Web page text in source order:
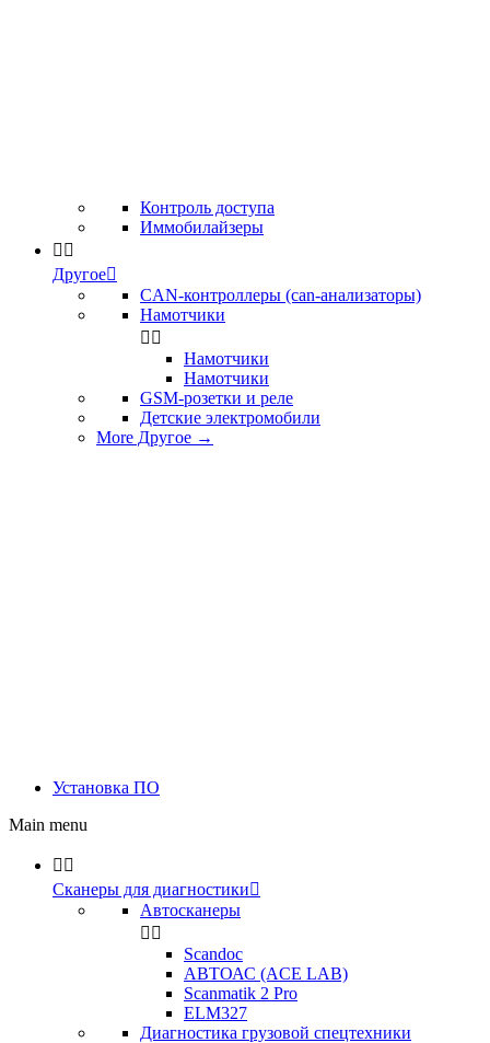
Контроль доступа
Иммобилайзеры
 
Другое
CAN-контроллеры (can-анализаторы)
Намотчики
 
Намотчики
Намотчики
GSM-розетки и реле
Детские электромобили
More Другое →
Установка ПО
Main menu
 
Сканеры для диагностики
Автосканеры
 
Scandoc
АВТОАС (ACE LAB)
Scanmatik 2 Pro
ELM327
Диагностика грузовой спецтехники